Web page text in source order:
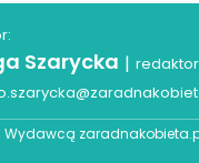
Szarycka |
Wydawcą